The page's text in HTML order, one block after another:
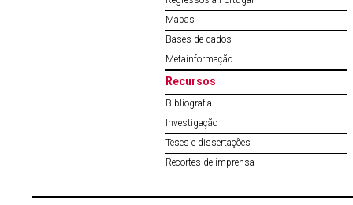
Mapas
Bases de dados
Metainformação
Recursos
Bibliografia
Investigação
Teses e dissertações
Recortes de imprensa